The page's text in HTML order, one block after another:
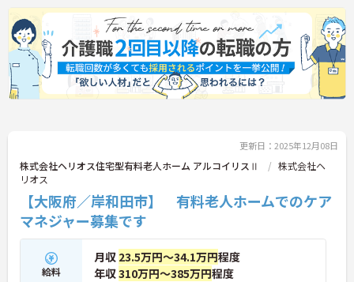
更新日：2025年12月08日
株式会社ヘリオス住宅型有料老人ホーム アルコイリスⅡ
株式会社ヘ
リオス
【大阪府／岸和田市】 有料老人ホームでのケア
マネジャー募集です
給料
月収 23.5万円～34.1万円程度
年収310万円～385万円程度